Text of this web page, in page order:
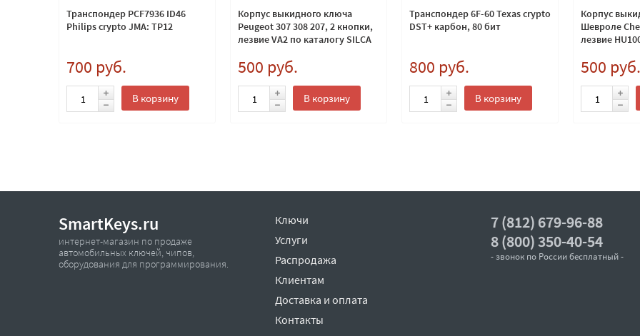
Транспондер PCF7936 ID46
Philips crypto JMA: TP12
700 руб.
В корзину
Корпус выкидного ключа
Peugeot 307 308 207, 2 кнопки,
лезвие VA2 по каталогу SILCA
500 руб.
В корзину
Транспондер 6F-60 Texas crypto
DST+ карбон, 80 бит
800 руб.
В корзину
Корпус
Шевроле
лезвие
500 руб.
SmartKeys.ru
интернет-магазин по продаже
автомобильных ключей, чипов,
оборудования для программирования.
Ключи
Услуги
Распродажа
Клиентам
Доставка и оплата
Контакты
7 (812) 679-96-88
8 (800) 350-40-54
- звонок по России бесплатный -